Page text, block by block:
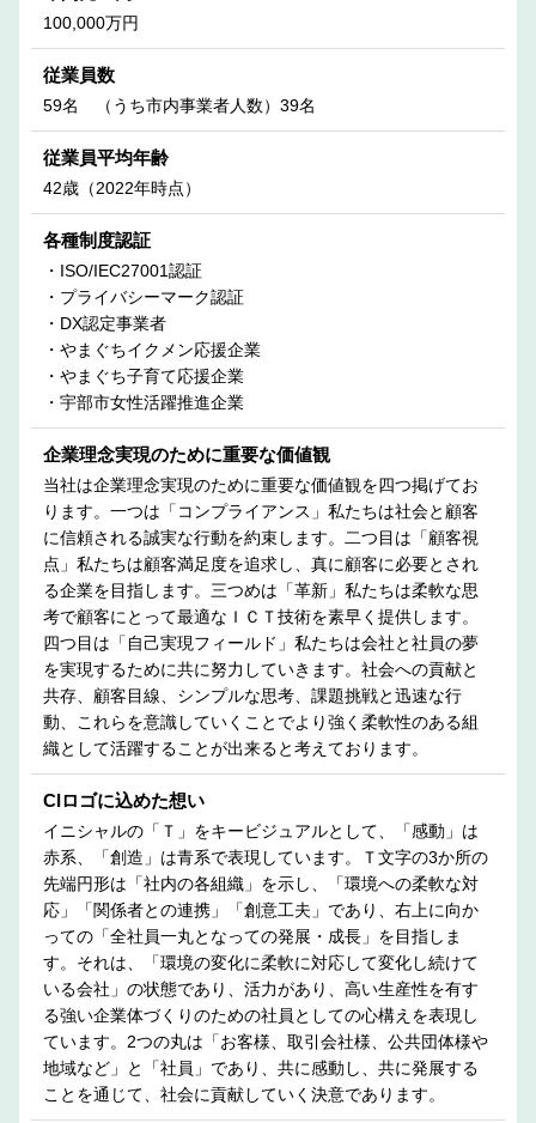
100,000万円
従業員数
59名 （うち市内事業者人数）39名
従業員平均年齢
42歳（2022年時点）
各種制度認証
・ISO/IEC27001認証
・プライバシーマーク認証
・DX認定事業者
・やまぐちイクメン応援企業
・やまぐち子育て応援企業
・宇部市女性活躍推進企業
企業理念実現のために重要な価値観
当社は企業理念実現のために重要な価値観を四つ掲げてお
ります。一つは「コンプライアンス」私たちは社会と顧客
に信頼される誠実な行動を約束します。二つ目は「顧客視
点」私たちは顧客満足度を追求し、真に顧客に必要とされ
る企業を目指します。三つめは「革新」私たちは柔軟な思
考で顧客にとって最適なＩＣＴ技術を素早く提供します。
四つ目は「自己実現フィールド」私たちは会社と社員の夢
を実現するために共に努力していきます。社会への貢献と
共存、顧客目線、シンプルな思考、課題挑戦と迅速な行
動、これらを意識していくことでより強く柔軟性のある組
織として活躍することが出来ると考えております。
CIロゴに込めた想い
イニシャルの「Ｔ」をキービジュアルとして、「感動」は
赤系、「創造」は青系で表現しています。Ｔ文字の3か所の
先端円形は「社内の各組織」を示し、「環境への柔軟な対
応」「関係者との連携」「創意工夫」であり、右上に向か
っての「全社員一丸となっての発展・成長」を目指しま
す。それは、「環境の変化に柔軟に対応して変化し続けて
いる会社」の状態であり、活力があり、高い生産性を有す
る強い企業体づくりのための社員としての心構えを表現し
ています。2つの丸は「お客様、取引会社様、公共団体様や
地域など」と「社員」であり、共に感動し、共に発展する
ことを通じて、社会に貢献していく決意であります。